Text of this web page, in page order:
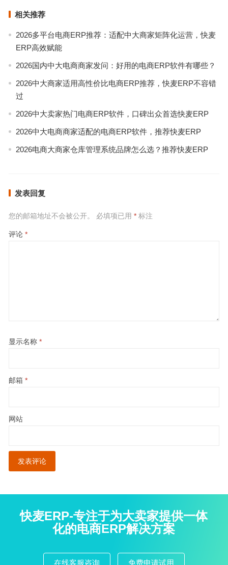
相关推荐
2026多平台电商ERP推荐：适配中大商家矩阵化运营，快麦
ERP高效赋能
2026国内中大电商商家发问：好用的电商ERP软件有哪些？
2026中大商家适用高性价比电商ERP推荐，快麦ERP不容错
过
2026中大卖家热门电商ERP软件，口碑出众首选快麦ERP
2026中大电商商家适配的电商ERP软件，推荐快麦ERP
2026电商大商家仓库管理系统品牌怎么选？推荐快麦ERP
发表回复
您的邮箱地址不会被公开。 必填项已用 *标注
评论 *
显示名称 *
邮箱 *
网站
快麦ERP-专注于为大卖家提供一体
化的电商ERP解决方案
在线客服咨询 免费申请试用